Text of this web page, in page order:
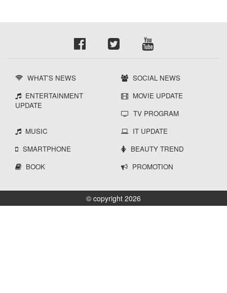
WHAT'S NEWS
SOCIAL NEWS
ENTERTAINMENT
UPDATE
MOVIE UPDATE
TV PROGRAM
MUSIC
IT UPDATE
SMARTPHONE
BEAUTY TREND
BOOK
PROMOTION
© copyright 2026